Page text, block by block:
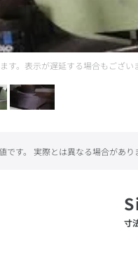
寸
す。表示が遅延する場合もござい
です。 実際とは異なる場合があり